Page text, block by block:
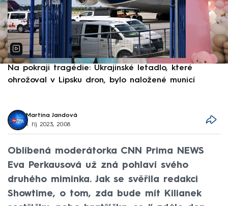
Na pokraji tragédie: Ukrajinské letadlo, které
ohrožoval v Lipsku dron, bylo naložené municí
Martina Jandová
1. říj 2023, 20:08
Oblíbená moderátorka CNN Prima NEWS
Eva Perkausová už zná pohlaví svého
druhého miminka. Jak se svěřila redakci
Showtime, o tom, zda bude mít Kilianek